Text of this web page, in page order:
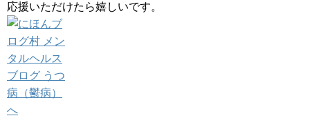
応援いただけたら嬉しいです。